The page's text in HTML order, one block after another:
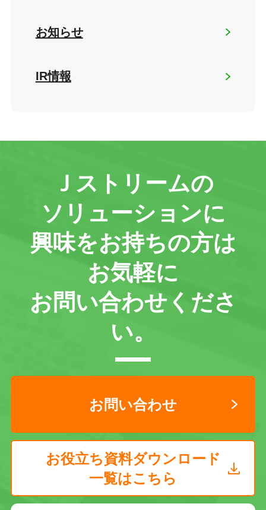
お知らせ
IR情報
Ｊストリームの
ソリューションに
興味をお持ちの方は
お気軽に
お問い合わせくださ
い。
お問い合わせ
お役立ち資料ダウンロード
一覧はこちら